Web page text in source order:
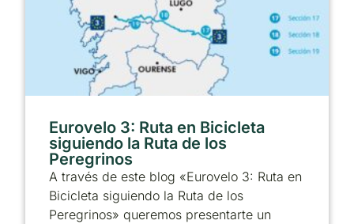
Eurovelo 3: Ruta en Bicicleta
siguiendo la Ruta de los
Peregrinos
A través de este blog «Eurovelo 3: Ruta en
Bicicleta siguiendo la Ruta de los
Peregrinos» queremos presentarte un